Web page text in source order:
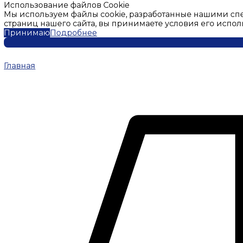
Использование файлов Cookie
Мы используем файлы cookie, разработанные нашими
страниц нашего сайта, вы принимаете условия его
ПринимаюПодробнее
Главная